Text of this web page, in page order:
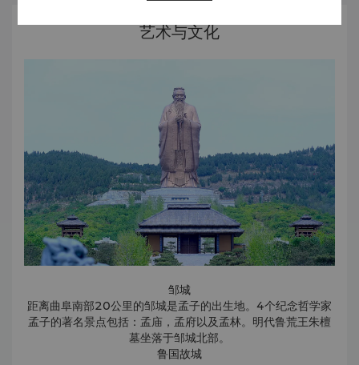
艺术与文化
邹城
距离曲阜南部20公里的邹城是孟子的出生地。4个纪念哲学家
孟子的著名景点包括：孟庙，孟府以及孟林。明代鲁荒王朱檀
墓坐落于邹城北部。
鲁国故城